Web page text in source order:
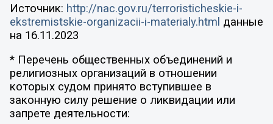
Источник: http://nac.gov.ru/terroristicheskie-i-
ekstremistskie-organizacii-i-materialy.html данные
на 16.11.2023
* Перечень общественных объединений и
религиозных организаций в отношении
которых судом принято вступившее в
законную силу решение о ликвидации или
запрете деятельности: